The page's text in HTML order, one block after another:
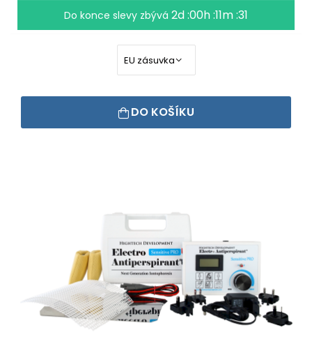
Do konce slevy zbývá 2d :00h :11m :30
DO KOŠÍKU